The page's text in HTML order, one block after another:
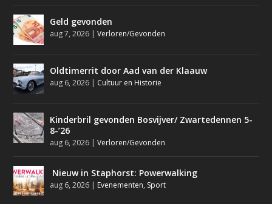
Geld gevonden
aug 7, 2026 |Verloren/Gevonden
Oldtimerrit door Aad van der Klaauw
aug 6, 2026 | Cultuur en Historie
Kinderbril gevonden Bosvijver/ Zwartedennen 5-
8-’26
aug 6, 2026 |Verloren/Gevonden
Nieuw in Staphorst: Powerwalking
aug 6, 2026 | Evenementen, Sport